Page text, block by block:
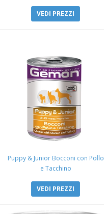
VEDI PREZZI
Puppy & Junior Bocconi con Pollo
e Tacchino
VEDI PREZZI